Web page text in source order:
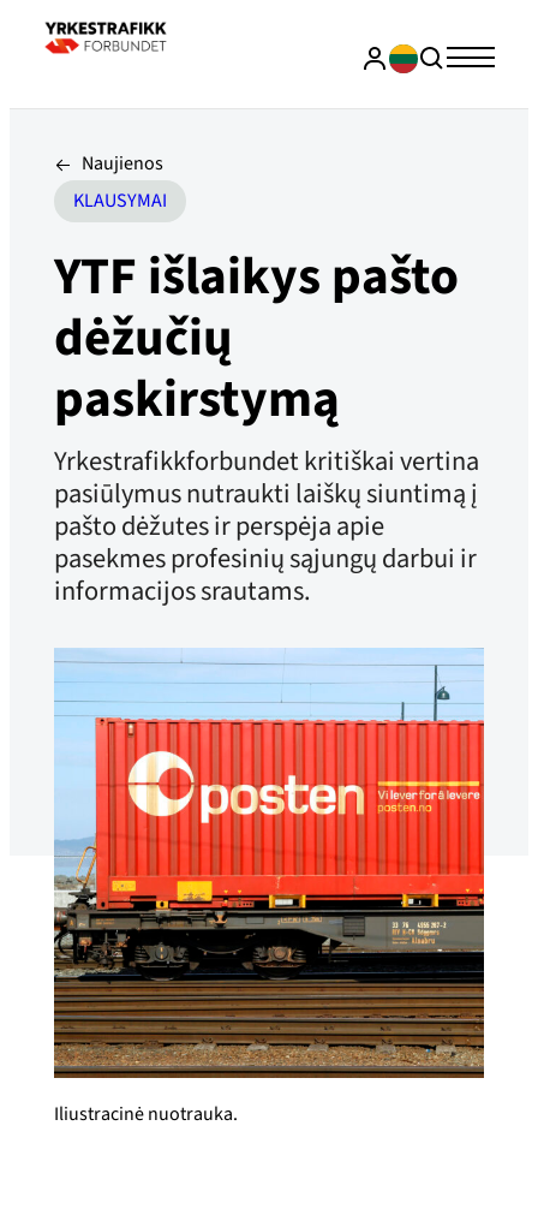
Naujienos
KLAUSYMAI
YTF išlaikys pašto
dėžučių
paskirstymą
Yrkestrafikkforbundet kritiškai vertina
pasiūlymus nutraukti laiškų siuntimą į
pašto dėžutes ir perspėja apie
pasekmes profesinių sąjungų darbui ir
informacijos srautams.
Iliustracinė nuotrauka.